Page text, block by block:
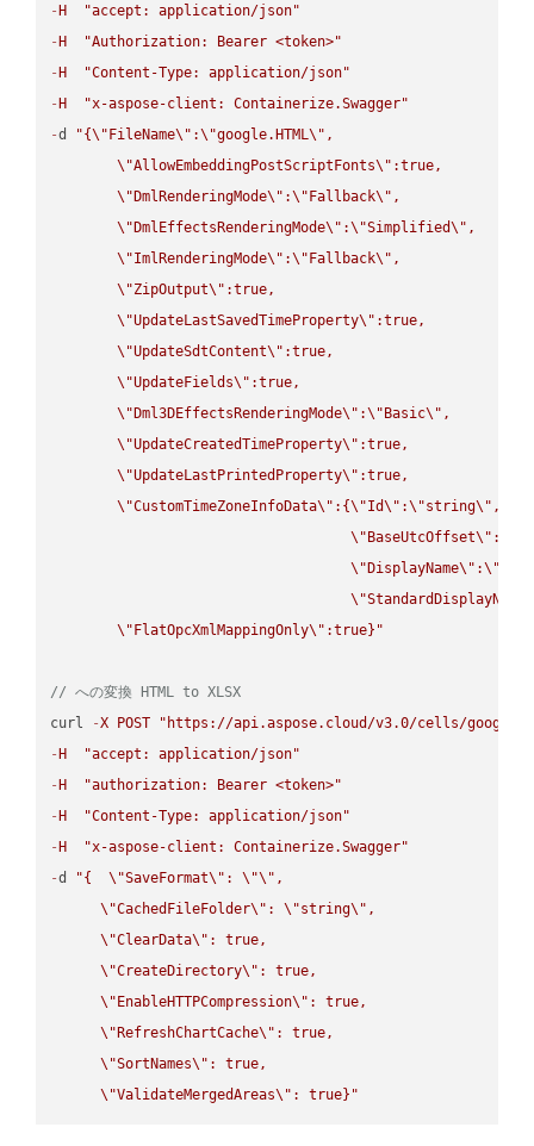
- H
"accept: application/json"
- H
"Authorization: Bearer <token>"
- H
"Content-Type: application/json"
- H
"x-aspose-client: Containerize.Swagger"
-d "{\" FileName\" :\"google.HTML\" ,
\"AllowEmbeddingPostScriptFonts\" :true,
\" DmlRenderingMode\" :\" Fallback\" ,
\" DmlEffectsRenderingMode\" :\"Simplified\" ,
\"ImlRenderingMode\" :\" Fallback\" ,
\"ZipOutput\" :true,
\"UpdateLastSavedTimeProperty\" :true,
\"UpdateSdtContent\" :true,
\"UpdateFields\" :true,
\" Dml3DEffectsRenderingMode\" :\" Basic\" ,
\"UpdateCreatedTimeProperty\" :true,
\"UpdateLastPrintedProperty\" :true,
\"CustomTimeZoneInfoData\" :{\"Id\" :\"string\" ,
\" BaseUtcOffset\" :
\" DisplayName\" :\"
\"StandardDisplayName
\" FlatOpcXmlMappingOnly\" :true}"
// への変換 HTML to XLSX
curl
-X POST
"https://api.aspose.cloud/v3.0/cells/
- H
"accept: application/json"
- H
"authorization: Bearer <token>"
- H
"Content-Type: application/json"
- H
"x-aspose-client: Containerize.Swagger"
-d "{ \"SaveFormat\" : \"\" ,
\"CachedFileFolder\" : \"string\" ,
\"ClearData\" : true,
\"CreateDirectory\" : true,
\" EnableHTTPCompression\" : true,
\" RefreshChartCache\" : true,
\"SortNames\" : true,
\"ValidateMergedAreas\" : true}"